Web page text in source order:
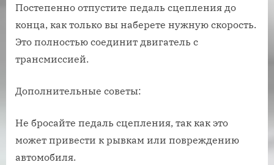
Постепенно отпустите педаль сцепления до
конца, как только вы наберете нужную скорость.
Это полностью соединит двигатель с
трансмиссией.
Дополнительные советы:
Не бросайте педаль сцепления, так как это
может привести к рывкам или повреждению
автомобиля.